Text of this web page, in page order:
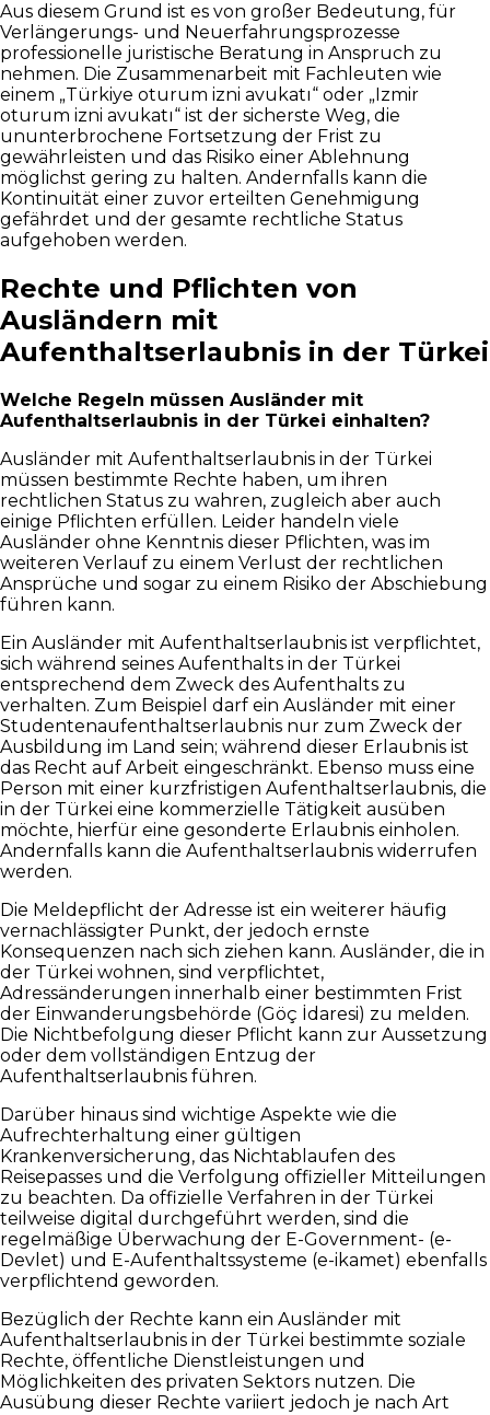
Aus diesem Grund ist es von großer Bedeutung, für
Verlängerungs- und Neuerfahrungsprozesse
professionelle juristische Beratung in Anspruch zu
nehmen. Die Zusammenarbeit mit Fachleuten wie
einem „Türkiye oturum izni avukatı“ oder „Izmir
oturum izni avukatı“ ist der sicherste Weg, die
ununterbrochene Fortsetzung der Frist zu
gewährleisten und das Risiko einer Ablehnung
möglichst gering zu halten. Andernfalls kann die
Kontinuität einer zuvor erteilten Genehmigung
gefährdet und der gesamte rechtliche Status
aufgehoben werden.
Rechte und Pflichten von
Ausländern mit
Aufenthaltserlaubnis in der Türkei
Welche Regeln müssen Ausländer mit
Aufenthaltserlaubnis in der Türkei einhalten?
Ausländer mit Aufenthaltserlaubnis in der Türkei
müssen bestimmte Rechte haben, um ihren
rechtlichen Status zu wahren, zugleich aber auch
einige Pflichten erfüllen. Leider handeln viele
Ausländer ohne Kenntnis dieser Pflichten, was im
weiteren Verlauf zu einem Verlust der rechtlichen
Ansprüche und sogar zu einem Risiko der Abschiebung
führen kann.
Ein Ausländer mit Aufenthaltserlaubnis ist verpflichtet,
sich während seines Aufenthalts in der Türkei
entsprechend dem Zweck des Aufenthalts zu
verhalten. Zum Beispiel darf ein Ausländer mit einer
Studentenaufenthaltserlaubnis nur zum Zweck der
Ausbildung im Land sein; während dieser Erlaubnis ist
das Recht auf Arbeit eingeschränkt. Ebenso muss eine
Person mit einer kurzfristigen Aufenthaltserlaubnis, die
in der Türkei eine kommerzielle Tätigkeit ausüben
möchte, hierfür eine gesonderte Erlaubnis einholen.
Andernfalls kann die Aufenthaltserlaubnis widerrufen
werden.
Die Meldepflicht der Adresse ist ein weiterer häufig
vernachlässigter Punkt, der jedoch ernste
Konsequenzen nach sich ziehen kann. Ausländer, die in
der Türkei wohnen, sind verpflichtet,
Adressänderungen innerhalb einer bestimmten Frist
der Einwanderungsbehörde (Göç İdaresi) zu melden.
Die Nichtbefolgung dieser Pflicht kann zur Aussetzung
oder dem vollständigen Entzug der
Aufenthaltserlaubnis führen.
Darüber hinaus sind wichtige Aspekte wie die
Aufrechterhaltung einer gültigen
Krankenversicherung, das Nichtablaufen des
Reisepasses und die Verfolgung offizieller Mitteilungen
zu beachten. Da offizielle Verfahren in der Türkei
teilweise digital durchgeführt werden, sind die
regelmäßige Überwachung der E-Government- (e-
Devlet) und E-Aufenthaltssysteme (e-ikamet) ebenfalls
verpflichtend geworden.
Bezüglich der Rechte kann ein Ausländer mit
Aufenthaltserlaubnis in der Türkei bestimmte soziale
Rechte, öffentliche Dienstleistungen und
Möglichkeiten des privaten Sektors nutzen. Die
Ausübung dieser Rechte variiert jedoch je nach Art